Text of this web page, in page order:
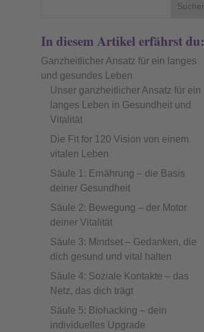
In diesem Artikel erfährst du:
Ganzheitlicher Ansatz für ein langes
und gesundes Leben
Unser ganzheitlicher Ansatz für ein
langes Leben in Gesundheit und
Vitalität
Die Fit for 120 Vision von einem
vitalen Leben
Säule 1: Ernährung – die Basis
deiner Gesundheit
Säule 2: Bewegung – der Motor
deiner Vitalität
Säule 3: Mindset – Gedanken, die
dich gesund und vital halten
Säule 4: Soziale Kontakte – das
Netz, das dich trägt
Säule 5: Biohacking – dein
individuelles Upgrade